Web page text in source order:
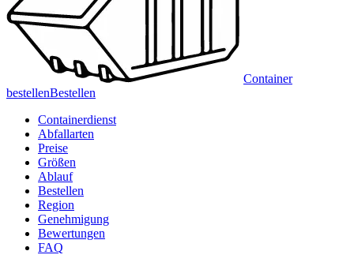
Container
bestellenBestellen
Containerdienst
Abfallarten
Preise
Größen
Ablauf
Bestellen
Region
Genehmigung
Bewertungen
FAQ